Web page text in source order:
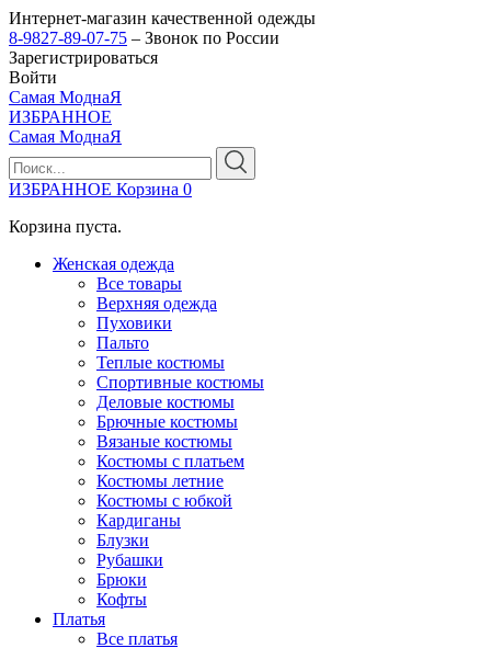
Интернет-магазин качественной одежды
8-9827-89-07-75 – Звонок по России
Зарегистрироваться
Войти
Самая МоднаЯ
ИЗБРАННОЕ
Самая МоднаЯ
ИЗБРАННОЕ Корзина 0
Корзина пуста.
Женская одежда
Все товары
Верхняя одежда
Пуховики
Пальто
Теплые костюмы
Спортивные костюмы
Деловые костюмы
Брючные костюмы
Вязаные костюмы
Костюмы с платьем
Костюмы летние
Костюмы с юбкой
Кардиганы
Блузки
Рубашки
Брюки
Кофты
Платья
Все платья